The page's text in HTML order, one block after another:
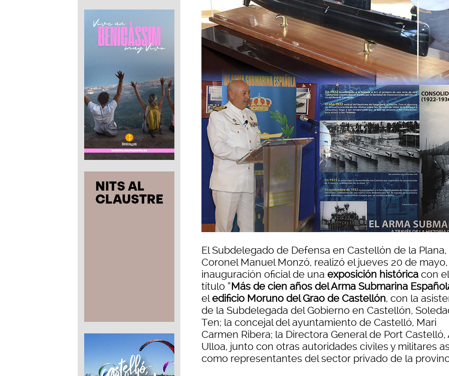
El Subdelegado de Defensa en Castellón de la Plana,
Coronel Manuel Monzó, realizó el jueves 20 de
inauguración oficial de una exposición histórica con el
título “Más de cien años del Arma Submarina
eledificio Moruno del Grao de Castellón, con la
de la Subdelegada del Gobierno en Castellón,
Ten; la concejal del ayuntamiento de Castelló, Mari
Carmen Ribera; la Directora General de Port Castelló,
Ulloa, junto con otras autoridades civiles y militares
como representantes del sector privado de la